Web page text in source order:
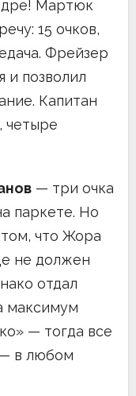
Мартюк
15 очков,
Фрейзер
и позволил
Капитан
четыре
— три очка
паркете. Но
том, что Жора
не должен
отдал
максимум
— тогда все
в любом